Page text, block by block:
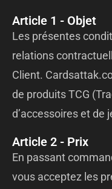
Article 1 - Objet
Les présentes
relations
Client.
de produits TCG
d’accessoires et de
Article 2 - Prix
En passant
vous acceptez les